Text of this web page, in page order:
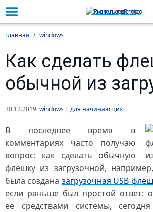
Главная windows
Как сделать
обычной из
30.12.2019 windows | для начинающих
В последнее время в
комментариях часто получаю
вопрос: как сделать обычную
флешку из загрузочной,
была создана загрузочная USB
если раньше был простой ответ:
её средствами системы,